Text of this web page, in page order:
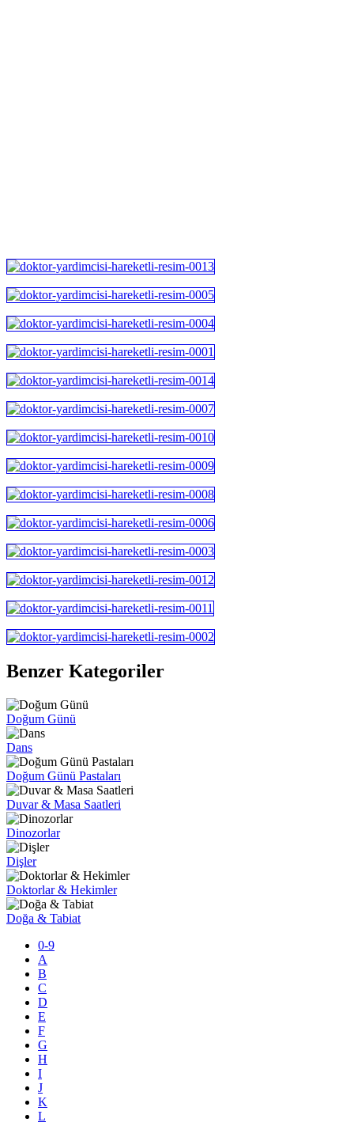
Benzer Kategoriler
Doğum Günü
Dans
Doğum Günü Pastaları
Duvar & Masa Saatleri
Dinozorlar
Dişler
Doktorlar & Hekimler
Doğa & Tabiat
0-9
A
B
C
D
E
F
G
H
I
J
K
L